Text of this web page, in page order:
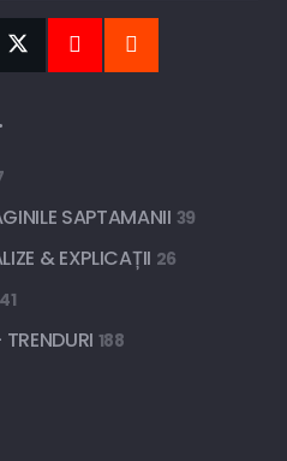
SAPTAMANII 39
& EXPLICAȚII 26
41
188